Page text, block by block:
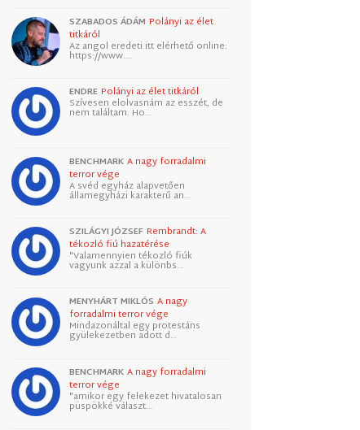
SZABADOS ÁDÁM Polányi az élet
titkáról
Az angol eredeti itt elérhető online:
https://www.…
ENDRE Polányi az élet titkáról
Szívesen elolvasnám az esszét, de
nem találtam. Ho…
BENCHMARK A nagy forradalmi
terror vége
A svéd egyház alapvetően
államegyházi karakterű an…
SZILÁGYI JÓZSEF Rembrandt: A
tékozló fiú hazatérése
"Valamennyien tékozló fiúk
vagyunk azzal a különbs…
MENYHÁRT MIKLÓS A nagy
forradalmi terror vége
Mindazonáltal egy protestáns
gyülekezetben adott d…
BENCHMARK A nagy forradalmi
terror vége
"amikor egy felekezet hivatalosan
püspökké választ…